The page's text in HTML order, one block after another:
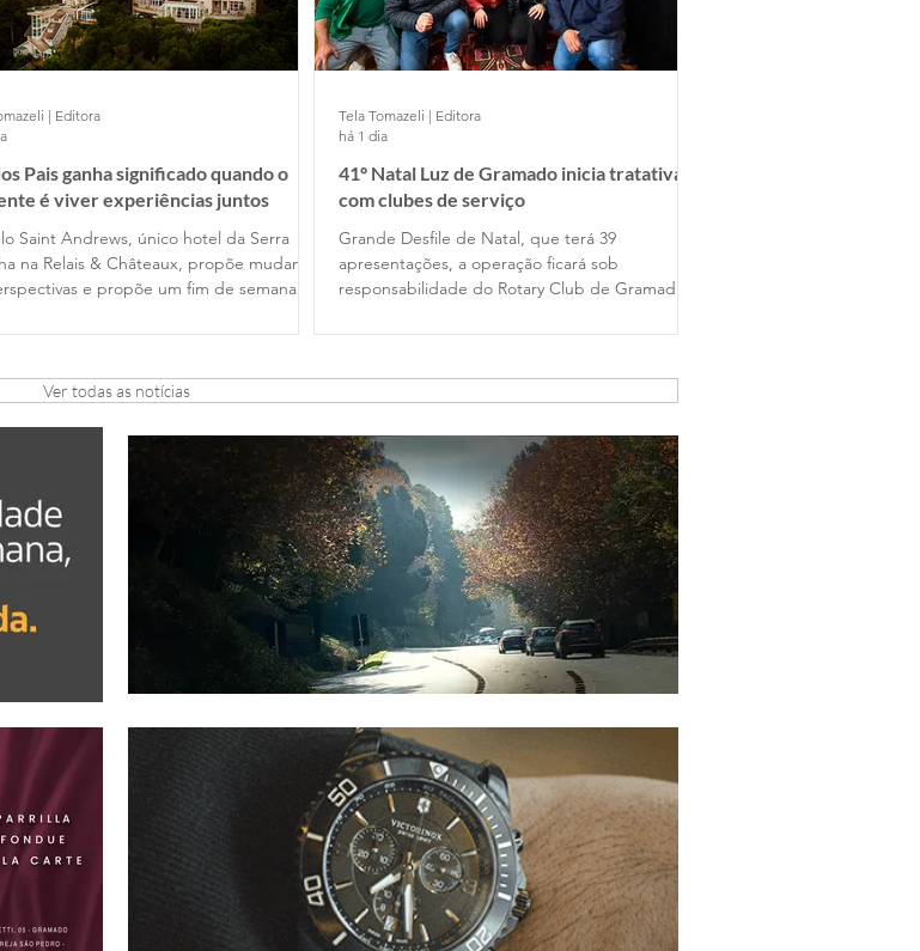
Pais ganha significado quando o
é viver experiências juntos
Saint Andrews, único hotel da Serra
na Relais & Châteaux, propõe mudança
e propõe um fim de semana de
com festival harmonizado exclusivo na
| Editora
41º Natal Luz de Gramado inicia tratativas
com clubes de serviço
Grande Desfile de Natal, que terá 39
apresentações, a operação ficará sob
responsabilidade do Rotary Club de Gramado,
Amizade e Lions Clube. Já no Nativitaten, com
Tela Tomazeli | Editora
há 1 dia
Ver todas as notícias